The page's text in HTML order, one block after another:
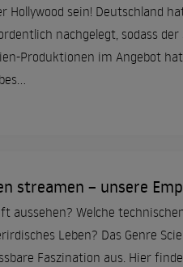
Hollywood sein! Deutschland
nachgelegt, sodass
Produktionen im Angebot hat.
streamen – unsere
aussehen? Welche
Leben? Das Genre
Faszination aus. Hier